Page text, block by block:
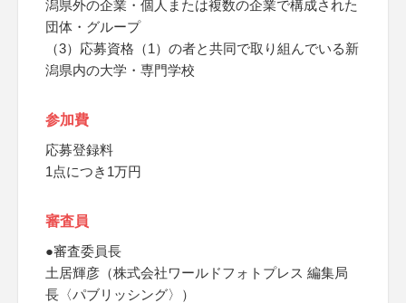
潟県外の企業・個人または複数の企業で構成された
団体・グループ
（3）応募資格（1）の者と共同で取り組んでいる新
潟県内の大学・専門学校
参加費
応募登録料
1点につき1万円
審査員
●審査委員長
土居輝彦（株式会社ワールドフォトプレス 編集局
長〈パブリッシング〉）